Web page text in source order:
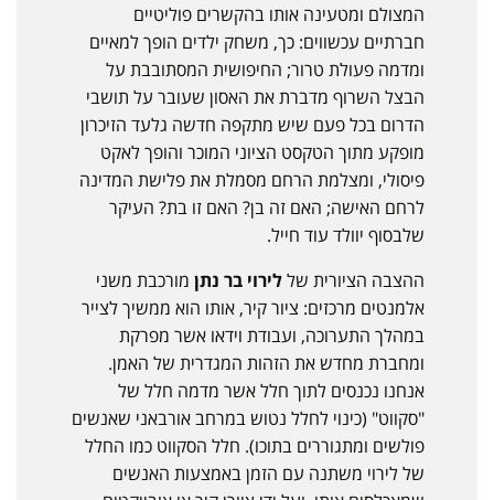
המצולם ומטעינה אותו בהקשרים פוליטיים
חברתיים עכשווים: כך, משחק ילדים הופך למאיים
ומדמה פעולת טרור; החיפושית המסתובבת על
הבצל השרוף מדברת את האסון שעובר על תושבי
הדרום בכל פעם שיש מתקפה חדשה גלעד הזיכרון
מופקע מתוך הטקסט הציוני המוכר והופך לאקט
פיסולי, ומצלמת הרחם מסמלת את פלישת המדינה
לרחם האישה; האם זה בן? האם זו בת? העיקר
שלבסוף יוולד עוד חייל.
ההצבה הציורית שללירוי בר נתן מורכבת משני
אלמנטים מרכזים: ציור קיר, אותו הוא ממשיך לצייר
במהלך התערוכה, ועבודת וידאו אשר מפרקת
ומחברת מחדש את הזהות המגדרית של האמן.
אנחנו נכנסים לתוך חלל אשר מדמה חלל של
"סקווט" (כינוי לחלל נטוש במרחב אורבאני שאנשים
פולשים ומתגוררים בתוכו). חלל הסקווט כמו החלל
של לירוי משתנה עם הזמן באמצעות האנשים